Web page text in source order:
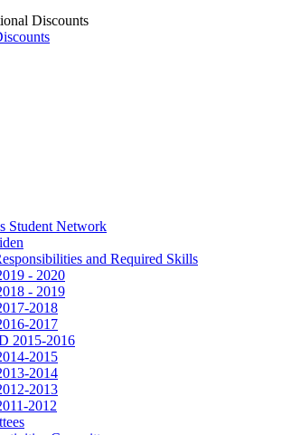
Discounts
Student Network
and Required Skills
- 2020
- 2019
2018
2017
2015-2016
2015
2014
2013
2012